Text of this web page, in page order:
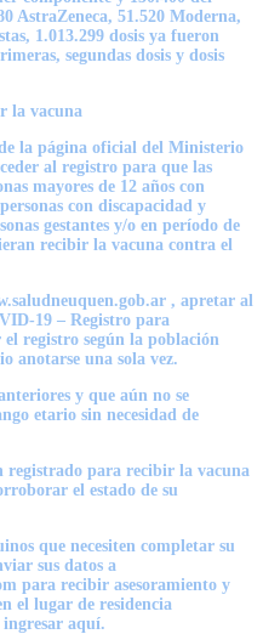
AstraZeneca, 51.520 Moderna,
1.013.299 dosis ya fueron
segundas dosis y dosis
la vacuna
la página oficial del Ministerio
al registro para que las
mayores de 12 años con
con discapacidad y
gestantes y/o en período de
recibir la vacuna contra el
, apretar al
19 – Registro para
registro según la población
anotarse una sola vez.
y que aún no se
etario sin necesidad de
registrado para recibir la vacuna
el estado de su
que necesiten completar su
sus datos a
para recibir asesoramiento y
el lugar de residencia
aquí.